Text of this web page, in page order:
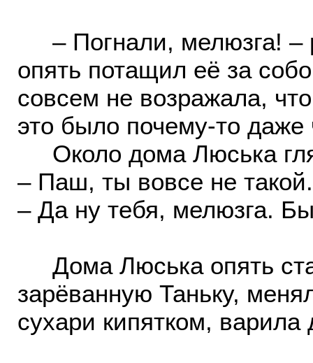
– Погнали, мелюзга! –
опять потащил её за
совсем не возражала,
это было почему-то даже
Около дома Люська
– Паш, ты вовсе не
– Да ну тебя, мелюзга.
Дома Люська опять
зарёванную Таньку,
сухари кипятком, варила